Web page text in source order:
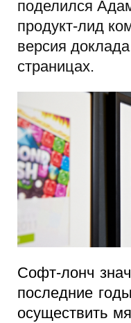
поделился
продукт-лид
версия
страницах.
Софт-лонч
последние
осуществить